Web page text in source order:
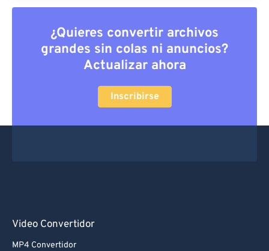
¿Quieres convertir archivos
grandes sin colas ni anuncios?
Actualizar ahora
Inscribirse
Video Convertidor
MP4 Convertidor